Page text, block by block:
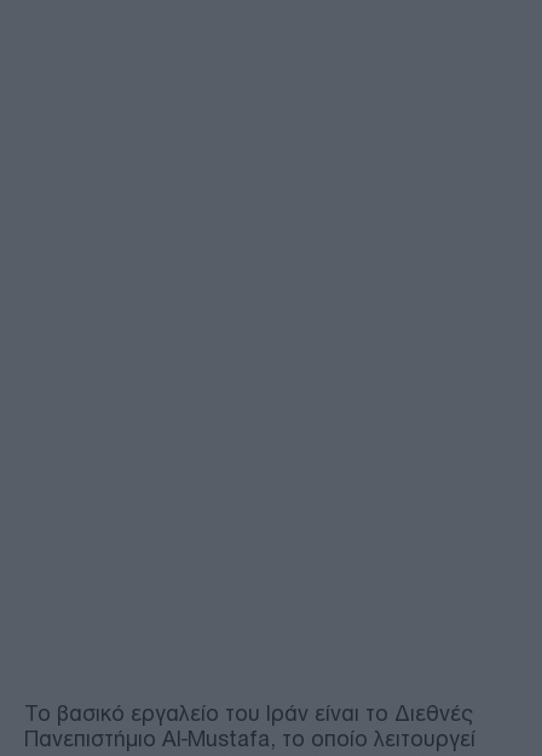
Το βασικό εργαλείο του Ιράν είναι το Διεθνές
Πανεπιστήμιο Al-Mustafa, το οποίο λειτουργεί